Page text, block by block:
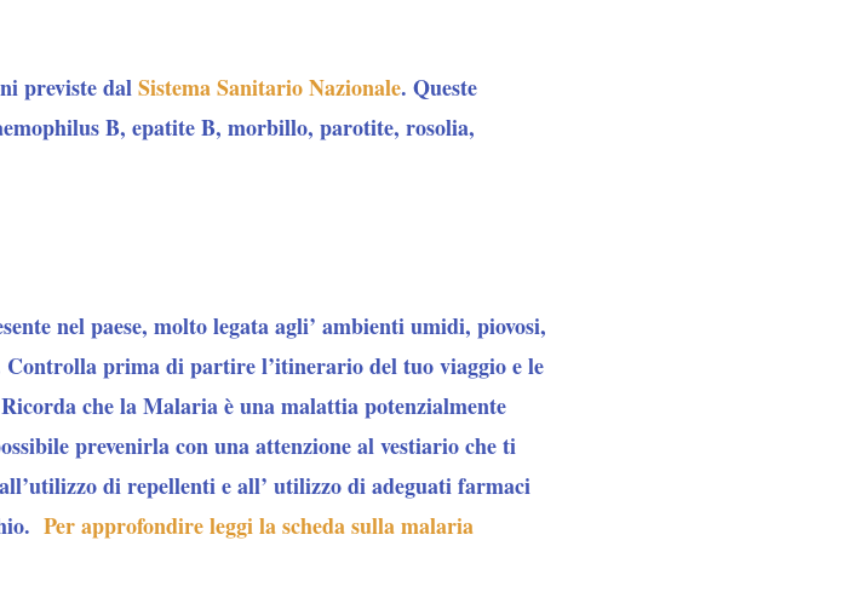
previste dalSistema Sanitario Nazionale. Queste
B, epatite B, morbillo, parotite, rosolia,
nel paese, molto legata agli’ ambienti umidi, piovosi,
Controlla prima di partire l’itinerario del tuo viaggio e le
che la Malaria è una malattia potenzialmente
prevenirla con una attenzione al vestiario che ti
di repellenti e all’ utilizzo di adeguati farmaci
Per approfondire leggi la scheda sulla malaria